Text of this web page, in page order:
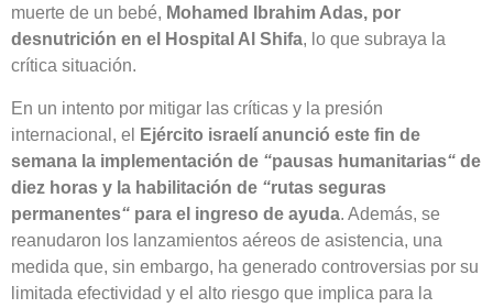
muerte de un bebé, Mohamed Ibrahim Adas, por
desnutrición en el Hospital Al Shifa, lo que subraya la
crítica situación.
En un intento por mitigar las críticas y la presión
internacional, el
Ejército israelí anunció este fin de
semana la implementación de “pausas humanitarias“ de
diez horas y la habilitación de “rutas seguras
permanentes“ para el ingreso de ayuda. Además, se
reanudaron los lanzamientos aéreos de asistencia, una
medida que, sin embargo, ha generado controversias por su
limitada efectividad y el alto riesgo que implica para la